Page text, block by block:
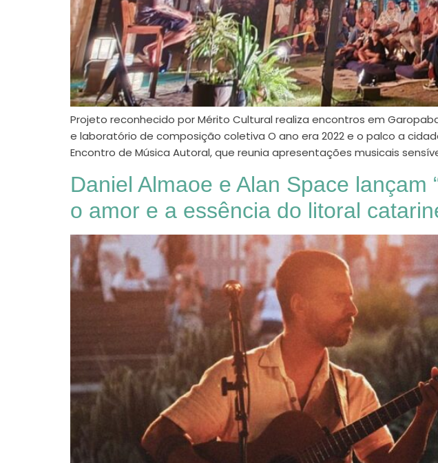
Projeto reconhecido por Mérito Cultural realiza encontros em
e laboratório de composição coletiva O ano era 2022 e o palco a
Encontro de Música Autoral, que reunia apresentações musicais
Daniel Almaoe e Alan Space lançam
o amor e a essência do litoral